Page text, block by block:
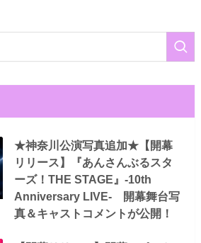
★神奈川公演写真追加★【開幕
リリース】『あんさんぶるスタ
ーズ！THE STAGE』-10th
Anniversary LIVE- 開幕舞台写
真＆キャストコメントが公開！